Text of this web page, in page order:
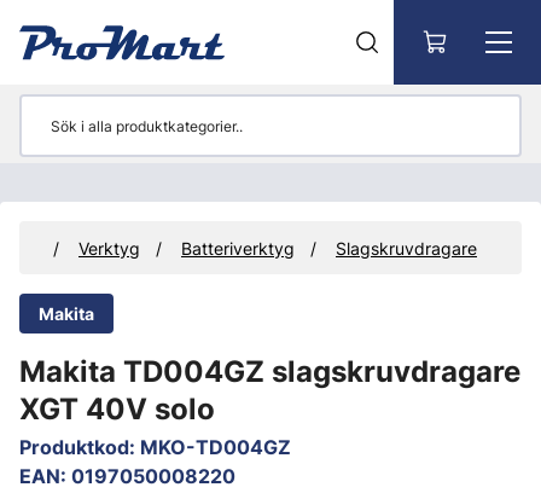
Verktyg Batteriverktyg Slagskruvdragare
Makita
Makita TD004GZ slagskruvdragare
XGT 40V solo
Produktkod: MKO-TD004GZ
EAN: 0197050008220